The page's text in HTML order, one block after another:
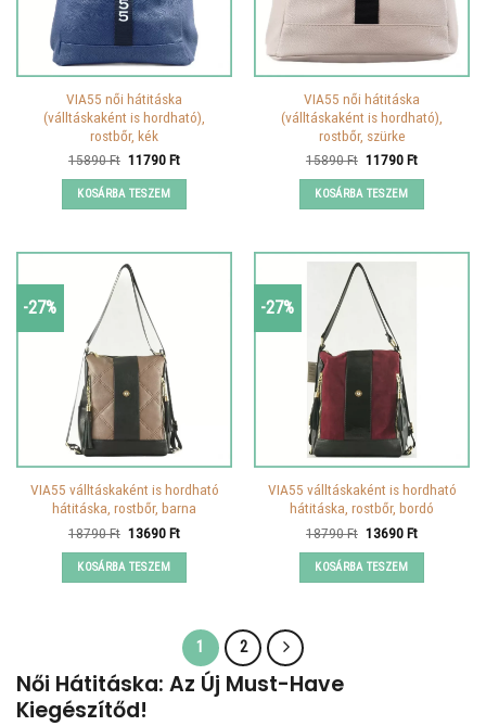
VIA55 női hátitáska
(válltáskaként is hordható),
rostbőr, kék
15890Ft Original
was:
15890 Ft.
11790FtCurrent
KOSÁRBA TESZEM
VIA55 női hátitáska
(válltáskaként is hordható),
rostbőr, szürke
15890Ft Original
was:
15890 Ft.
11790FtCurrent
KOSÁRBA TESZEM
-27%
VIA55 válltáskaként is hordható
hátitáska, rostbőr, barna
18790Ft Original
was:
18790 Ft.
13690FtCurrent
KOSÁRBA TESZEM
-27%
VIA55 válltáskaként is hordható
hátitáska, rostbőr, bordó
18790Ft Original
was:
18790 Ft.
13690FtCurrent
KOSÁRBA TESZEM
1 2
Női Hátitáska: Az Új Must-Have
Kiegészítőd!